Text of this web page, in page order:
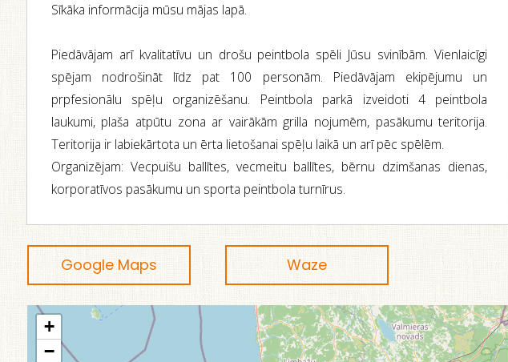
Sīkāka informācija mūsu mājas lapā.
Piedāvājam arī kvalitatīvu un drošu peintbola spēli Jūsu svinībām. Vienlaicīgi
spējam nodrošināt līdz pat 100 personām. Piedāvājam ekipējumu un
prpfesionālu spēļu organizēšanu. Peintbola parkā izveidoti 4 peintbola
laukumi, plaša atpūtu zona ar vairākām grilla nojumēm, pasākumu teritorija.
Teritorija ir labiekārtota un ērta lietošanai spēļu laikā un arī pēc spēlēm.
Organizējam: Vecpuišu ballītes, vecmeitu ballītes, bērnu dzimšanas dienas,
korporatīvos pasākumu un sporta peintbola turnīrus.
Google Maps Waze
+
−